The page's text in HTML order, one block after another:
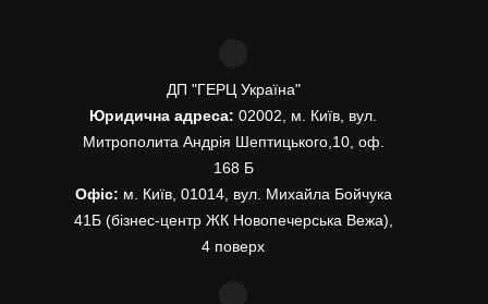
ДП "ГЕРЦ Україна"
Юридична адреса: 02002, м. Київ, вул.
Митрополита Андрія Шептицького,10, оф.
168 Б
Офіс: м. Київ, 01014, вул. Михайла Бойчука
41Б (бізнес-центр ЖК Новопечерська Вежа),
4 поверх